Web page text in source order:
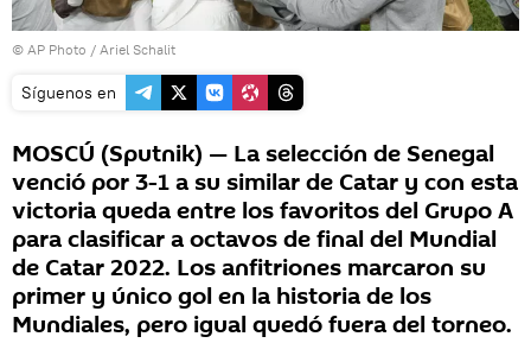
© AP Photo / Ariel Schalit
Síguenos en
MOSCÚ (Sputnik) — La selección de Senegal
venció por 3-1 a su similar de Catar y con esta
victoria queda entre los favoritos del Grupo A
para clasificar a octavos de final del Mundial
de Catar 2022. Los anfitriones marcaron su
primer y único gol en la historia de los
Mundiales, pero igual quedó fuera del torneo.